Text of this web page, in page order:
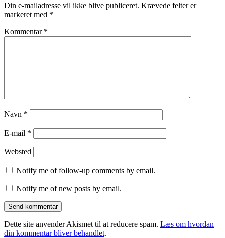
Din e-mailadresse vil ikke blive publiceret. Krævede felter er
markeret med *
Kommentar *
Navn *
E-mail *
Websted
Notify me of follow-up comments by email.
Notify me of new posts by email.
Dette site anvender Akismet til at reducere spam. Læs om hvordan
din kommentar bliver behandlet.